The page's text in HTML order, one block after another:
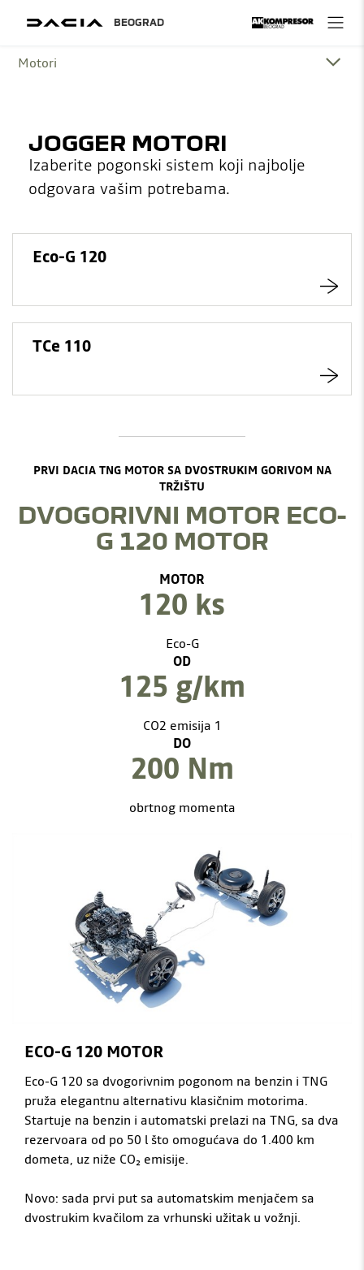
Motori
JOGGER MOTORI
Izaberite pogonski sistem koji najbolje
odgovara vašim potrebama.
Eco-G 120
TCe 110
PRVI DACIA TNG MOTOR SA DVOSTRUKIM GORIVOM NA
TRŽIŠTU
DVOGORIVNI MOTOR ECO-
G 120 MOTOR
MOTOR
120 ks
Eco-G
OD
125 g/km
CO2 emisija 1
DO
200 Nm
obrtnog momenta
ECO-G 120 MOTOR
Eco-G 120 sa dvogorivnim pogonom na benzin i TNG
pruža elegantnu alternativu klasičnim motorima.
Startuje na benzin i automatski prelazi na TNG, sa dva
rezervoara od po 50 l što omogućava do 1.400 km
dometa, uz niže CO₂ emisije.
Novo: sada prvi put sa automatskim menjačem sa
dvostrukim kvačilom za vrhunski užitak u vožnji.